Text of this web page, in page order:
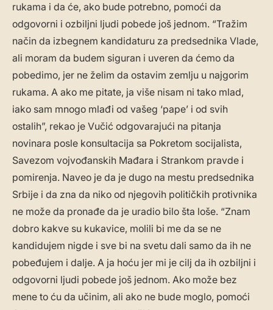
rukama i da će, ako bude potrebno, pomoći da
odgovorni i ozbiljni ljudi pobede još jednom. “Tražim
način da izbegnem kandidaturu za predsednika Vlade,
ali moram da budem siguran i uveren da ćemo da
pobedimo, jer ne želim da ostavim zemlju u najgorim
rukama. A ako me pitate, ja više nisam ni tako mlad,
iako sam mnogo mlađi od vašeg ‘pape’ i od svih
ostalih”, rekao je Vučić odgovarajući na pitanja
novinara posle konsultacija sa Pokretom socijalista,
Savezom vojvođanskih Mađara i Strankom pravde i
pomirenja. Naveo je da je dugo na mestu predsednika
Srbije i da zna da niko od njegovih političkih protivnika
ne može da pronađe da je uradio bilo šta loše. “Znam
dobro kakve su kukavice, molili bi me da se ne
kandidujem nigde i sve bi na svetu dali samo da ih ne
pobeđujem i dalje. A ja hoću jer mi je cilj da ih ozbiljni i
odgovorni ljudi pobede još jednom. Ako može bez
mene to ću da učinim, ali ako ne bude moglo, pomoći